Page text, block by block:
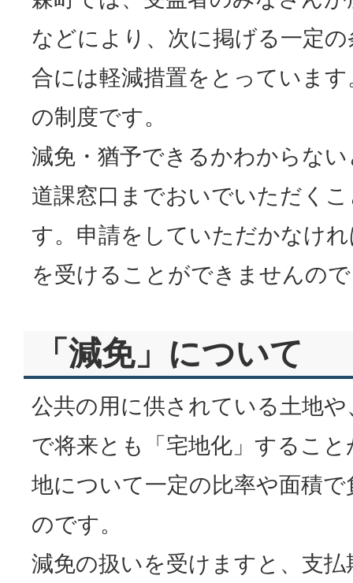
などにより、次に掲げる一定
合には軽減措置をとっていま
の制度です。
減免・猶予できるかわからな
道課窓口までおいでいただく
す。申請をしていただかなけ
を受けることができませんの
「減免」について
公共の用に供されている土地
で将来とも「宅地化」するこ
地について一定の比率や面積
のです。
減免の扱いを受けますと、支